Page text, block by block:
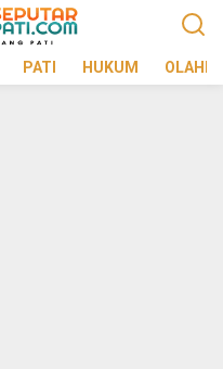
PATI HUKUM